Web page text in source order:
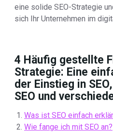
eine solide SEO-Strategie
sich Ihr Unternehmen im
4 Häufig gestellte
Strategie: Eine
der Einstieg in
SEO und
Was ist SEO einfach
Wie fange ich mit SEO an?